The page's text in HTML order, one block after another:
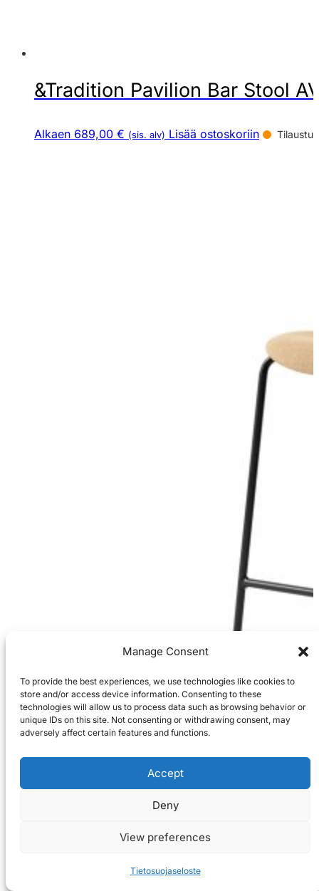
Manage Consent
To provide the best experiences, we use technologies like cookies to
store and/or access device information. Consenting to these
technologies will allow us to process data such as browsing behavior or
unique IDs on this site. Not consenting or withdrawing consent, may
adversely affect certain features and functions.
Accept
Deny
View preferences
Tietosuojaseloste
&Tradition Pavilion Bar Stool
Alkaen 689,00 € (sis. alv) Lisää ostoskoriin